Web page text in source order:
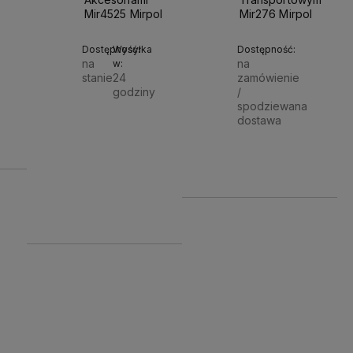
Mir4525 Mirpol
Dostępność:
na
stanie
Wysyłka
w:
24
godziny
Mir276 Mirpol
Dostępność:
na
zamówienie
/
spodziewana
dostawa